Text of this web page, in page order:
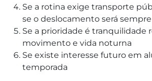
Se a rotina exige transporte
se o deslocamento será
Se a prioridade é tranquilidade
movimento e vida noturna
Se existe interesse futuro em
temporada